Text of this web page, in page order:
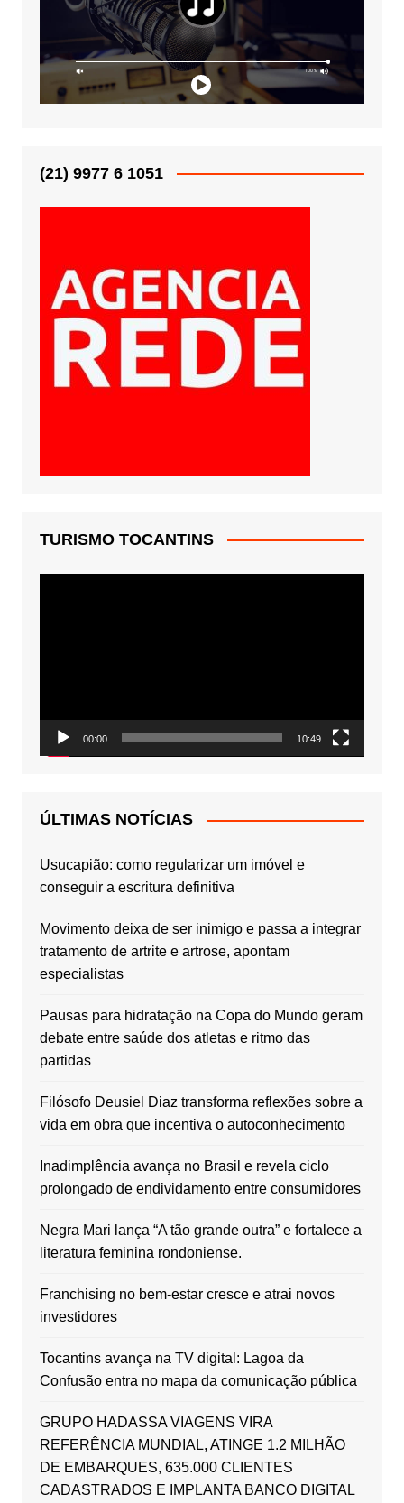
(21) 9977 6 1051
TURISMO TOCANTINS
00:00 10:49
ÚLTIMAS NOTÍCIAS
Usucapião: como regularizar um imóvel e
conseguir a escritura definitiva
Movimento deixa de ser inimigo e passa a integrar
tratamento de artrite e artrose, apontam
especialistas
Pausas para hidratação na Copa do Mundo geram
debate entre saúde dos atletas e ritmo das
partidas
Filósofo Deusiel Diaz transforma reflexões sobre a
vida em obra que incentiva o autoconhecimento
Inadimplência avança no Brasil e revela ciclo
prolongado de endividamento entre consumidores
Negra Mari lança “A tão grande outra” e fortalece a
literatura feminina rondoniense.
Franchising no bem-estar cresce e atrai novos
investidores
Tocantins avança na TV digital: Lagoa da
Confusão entra no mapa da comunicação pública
GRUPO HADASSA VIAGENS VIRA
REFERÊNCIA MUNDIAL, ATINGE 1.2 MILHÃO
DE EMBARQUES, 635.000 CLIENTES
CADASTRADOS E IMPLANTA BANCO DIGITAL